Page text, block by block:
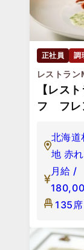
正社員 調
レストラ
【レス
フ フレ
北海
地 赤
月給 /
135席